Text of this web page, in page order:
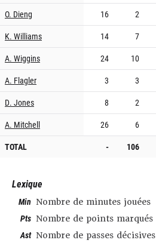
O. Dieng
16 2
K. Williams
14 7
A. Wiggins
24 10
A. Flagler
3 3
D. Jones
8 2
A. Mitchell
26 6
TOTAL
- 106
Lexique
Min Nombre de minutes jouées
Pts Nombre de points marqués
Ast Nombre de passes décisives